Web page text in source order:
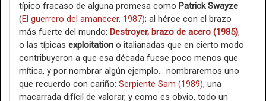
típico fracaso de alguna promesa como Patrick Swayze
(El guerrero del amanecer, 1987); al héroe con el brazo
más fuerte del mundo: Destroyer, brazo de acero (1985),
o las típicas exploitation o italianadas que en cierto modo
contribuyeron a que esa década fuese poco menos que
mítica, y por nombrar algún ejemplo… nombraremos uno
que recuerdo con cariño: Serpiente Sam (1989), una
macarrada difícil de valorar, y como es obvio, todo un